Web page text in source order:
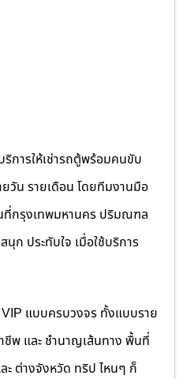
ริการให้เช่ารถตู้พร้อมคนขับ
วัน รายเดือน โดยทีมงานมือ
ที่กรุงเทพมหานคร ปริมณฑล
ก ประทับใจ เมื่อใช้บริการ
แบบครบวงจร ทั้งแบบราย
ชีพ และ ชำนาญเส้นทาง พื้นที่
ต่างจังหวัด ทริป ไหนๆ ก็